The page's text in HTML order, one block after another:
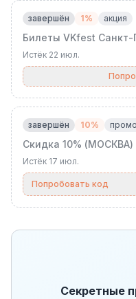
завершён 1% акция
Билеты VKfest Санкт-
Истёк 22 июл.
завершён 10%
Скидка 10% (МОСКВА)
Истёк 17 июл.
Попробовать код
Секретные